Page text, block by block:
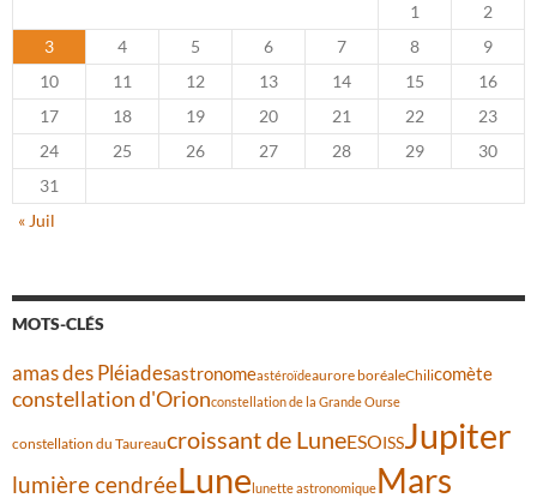
1
2
3
4 5 6 7 8
9
10
11 12 13 14 15
16
17
18 19 20 21 22
23
24
25 26 27 28 29
30
31
« Juil
MOTS-CLÉS
amas des Pléiadesastronomeastéroïdeaurore boréaleChilicomète
constellation d'Orionconstellation de la Grande Ourse
constellation du Taureaucroissant de LuneESOISSJupiter
lumière cendréeLune lunette astronomiqueMars